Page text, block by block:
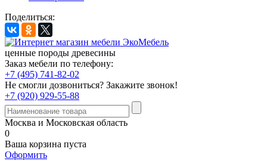
Поделиться:
ценные породы древесины
Заказ мебели по телефону:
+7 (495) 741-82-02
Не смогли дозвониться? Закажите звонок!
+7 (920) 929-55-88
Москва и Московская область
0
Ваша корзина пуста
Оформить